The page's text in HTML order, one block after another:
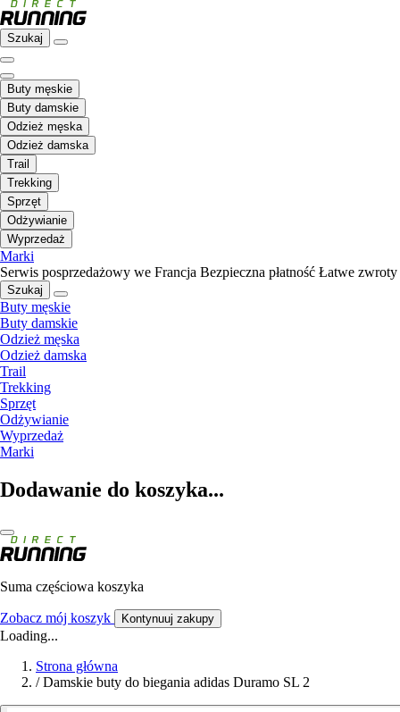
Szukaj
Buty męskie
Buty damskie
Odzież męska
Odzież damska
Trail
Trekking
Sprzęt
Odżywianie
Wyprzedaż
Marki
Serwis posprzedażowy we Francja Bezpieczna płatność Łatwe zwroty
Szukaj
Buty męskie
Buty damskie
Odzież męska
Odzież damska
Trail
Trekking
Sprzęt
Odżywianie
Wyprzedaż
Marki
Dodawanie do koszyka...
Suma częściowa koszyka
Zobacz mój koszyk Kontynuuj zakupy
Loading...
Strona główna
/ Damskie buty do biegania adidas Duramo SL 2